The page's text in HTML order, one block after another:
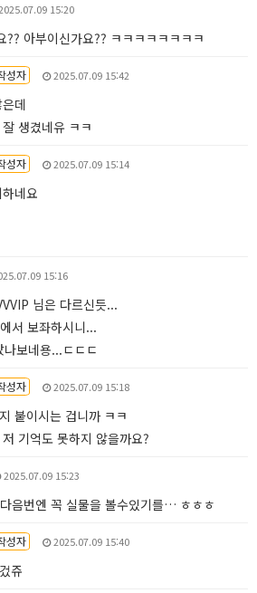
15:20
?? 아부이신가요?? ㅋㅋㅋㅋㅋㅋㅋㅋ
성자 2025.07.09 15:42
데
생겼네유 ㅋㅋ
성자 2025.07.09 15:14
네요
15:16
님은 다르신듯...
서 보좌하시니...
보네용...ㄷㄷㄷ
성자 2025.07.09 15:18
붙이시는 겁니까 ㅋㅋ
기억도 못하지 않을까요?
2025.07.09 15:23
음번엔 꼭 실물을 볼수있기를… ㅎㅎㅎ
성자 2025.07.09 15:40
쥬